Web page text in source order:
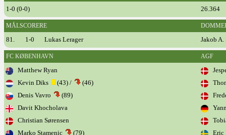
1-0 (0-0) 26.364
MÅLSCORERE
81. 1-0 Lukas Lerager Jakob A.
FC KØBENHAVN AGF
Matthew Ryan
Kevin Diks
(43) / (46)
Denis Vavro
(89)
Davit Khocholava
Christian Sørensen
Marko Stamenic
(79)
Eric